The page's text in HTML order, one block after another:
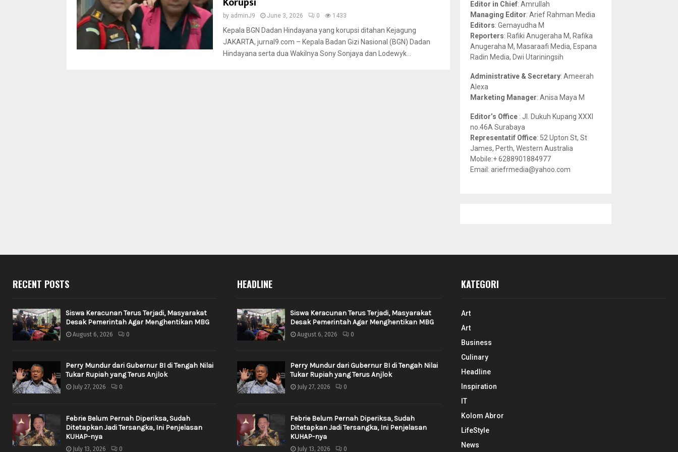
by adminJ9 June 3, 2026 0 1433
Kepala BGN Dadan Hindayana yang korupsi ditahan Kejagung
JAKARTA, jurnal9.com – Kepala Badan Gizi Nasional (BGN) Dadan
Hindayana serta dua Wakilnya Sony Sonjaya dan Lodewyk...
r
:
R
H
Editor in Chief: Amrullah
Managing Editor: Arief Rahman Media
Editors: Gemayudha M
Reporters: Rafiki Anugeraha M, Rafika
Anugeraha M, Masaraafi Media, Espana
Radin Media, Dwi Utariningsih
Administrative & Secretary: Ameerah
Alexa
Marketing Manager: Anisa Maya M
Editor’s Office : Jl. Dukuh Kupang XXXI
no.46A Surabaya
Representatif Office: 52 Upton St, St
James, Perth, Western Australia
Mobile:+ 6288901884977
Email: ariefrmedia@yahoo.com
RECENT POSTS
Siswa Keracunan Terus Terjadi, Masyarakat
Desak Pemerintah Agar Menghentikan MBG
August 6, 2026 0
Perry Mundur dari Gubernur BI di Tengah Nilai
Tukar Rupiah yang Terus Anjlok
July 27, 2026 0
Febrie Belum Pernah Diperiksa, Sudah
Ditetapkan Jadi Tersangka, Ini Penjelasan
KUHAP-nya
July 13, 2026 0
HEADLINE
Siswa Keracunan Terus Terjadi, Masyarakat
Desak Pemerintah Agar Menghentikan MBG
August 6, 2026 0
Perry Mundur dari Gubernur BI di Tengah Nilai
Tukar Rupiah yang Terus Anjlok
July 27, 2026 0
Febrie Belum Pernah Diperiksa, Sudah
Ditetapkan Jadi Tersangka, Ini Penjelasan
KUHAP-nya
July 13, 2026 0
KATEGORI
Art
Art
Business
Culinary
Headline
Inspiration
IT
Kolom Abror
LifeStyle
News